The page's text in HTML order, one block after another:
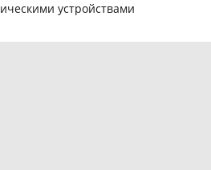
устройствами